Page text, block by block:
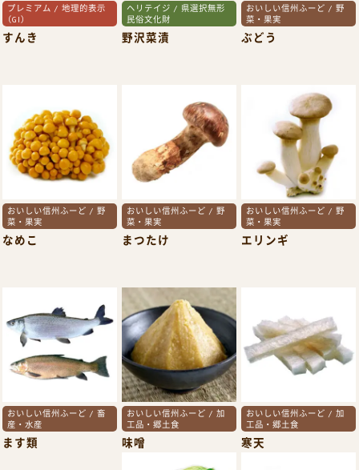
プレミアム / 地理的表示
（GI）
すんき
ヘリテイジ / 県選択無形
民俗文化財
野沢菜漬
おいしい信州ふーど / 野
菜・果実
ぶどう
おいしい信州ふーど / 野
菜・果実
なめこ
おいしい信州ふーど / 野
菜・果実
まつたけ
おいしい信州ふーど / 野
菜・果実
エリンギ
おいしい信州ふーど / 畜
産・水産
ます類
おいしい信州ふーど / 加
工品・郷土食
味噌
おいしい信州ふーど / 加
工品・郷土食
寒天